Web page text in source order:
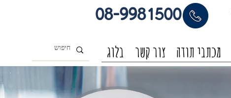
08-9981500
מכתבי תודה צור קשר בלוג